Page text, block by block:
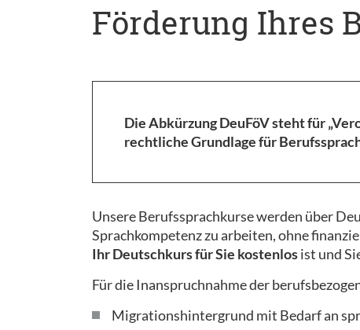
Förderung Ihres
Die Abkürzung DeuFöV steht für
rechtliche Grundlage für
Unsere Berufssprachkurse werden über
Sprachkompetenz zu arbeiten, ohne
Ihr Deutschkurs für Sie kostenlosist und
Für die Inanspruchnahme der
Migrationshintergrund mit Bedarf an